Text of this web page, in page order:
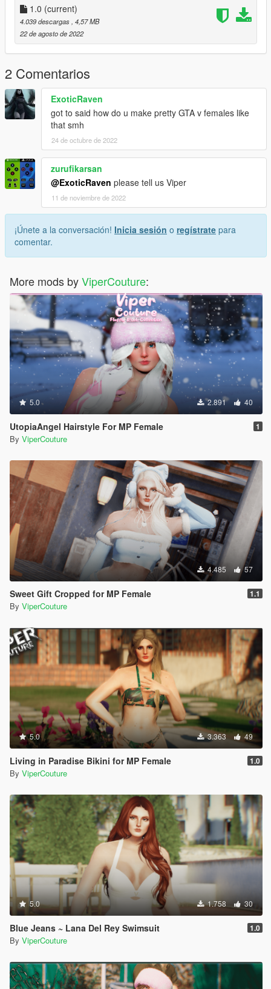
1.0 (current)
4.039 descargas , 4,57 MB
22 de agosto de 2022
2 Comentarios
ExoticRaven
got to said how do u make pretty GTA v females like
that smh
24 de octubre de 2022
zurufikarsan
@ExoticRaven please tell us Viper
11 de noviembre de 2022
¡Únete a la conversación! Inicia sesión o regístrate para
comentar.
More mods byViperCouture:
5.0 2.891 40
UtopiaAngel Hairstyle For MP Female 1
By ViperCouture
4.485 57
Sweet Gift Cropped for MP Female 1.1
By ViperCouture
5.0 3.363 49
Living in Paradise Bikini for MP Female 1.0
By ViperCouture
5.0 1.758 30
Blue Jeans ~ Lana Del Rey Swimsuit 1.0
By ViperCouture